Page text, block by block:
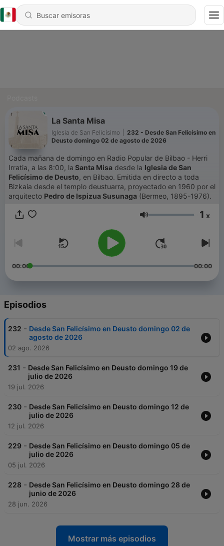
La Santa Misa
Iglesia de San Felicísimo
232 - Desde San Felicísimo en
Deusto domingo 02 de agosto de 2026
Cada mañana de domingo en Radio Popular de Bilbao - Herri
Irratia, a las 8:00, la Santa Misa desde la Iglesia de San
Felicísimo de Deusto, en Bilbao. Emitida en directo a toda
Bizkaia desde el templo deustuarra, proyectado en 1960 por el
arquitecto Pedro de Ispizua Susunaga (Bermeo, 1895-1976).
Volumen 1 x
00:00 00:00
Episodios
232 - Desde San Felicísimo en Deusto domingo 02 de
agosto de 2026
02 ago. 2026
231 - Desde San Felicísimo en Deusto domingo 19 de
julio de 2026
19 jul. 2026
230 - Desde San Felicísimo en Deusto domingo 12 de
julio de 2026
12 jul. 2026
229 - Desde San Felicísimo en Deusto domingo 05 de
julio de 2026
05 jul. 2026
228 - Desde San Felicísimo en Deusto domingo 28 de
junio de 2026
28 jun. 2026
Mostrar más episodios